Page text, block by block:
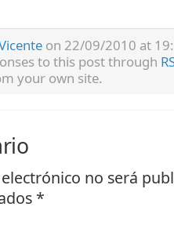
on 22/09/2010 at
to this post through
your own site.
no será
*